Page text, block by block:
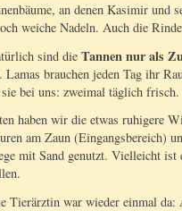
an denen Kasimir und
weiche Nadeln. Auch die
sind die Tannen nur als
Lamas brauchen jeden Tag ihr
bei uns: zweimal täglich frisch.
haben wir die etwas ruhigere
am Zaun (Eingangsbereich)
mit Sand genutzt. Vielleicht ist
Tierärztin war wieder einmal da: